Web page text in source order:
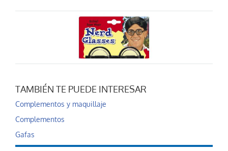
2,50 €
TAMBIÉN TE PUEDE INTERESAR
Complementos y maquillaje
Complementos
Gafas